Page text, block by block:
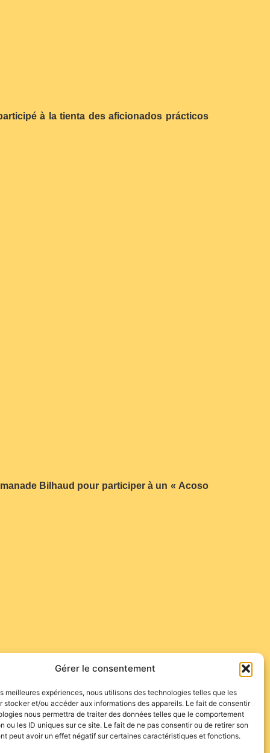
Gérer le consentement
meilleures expériences, nous utilisons des technologies telles que les
stocker et/ou accéder aux informations des appareils. Le fait de consentir
nous permettra de traiter des données telles que le comportement
ou les ID uniques sur ce site. Le fait de ne pas consentir ou de retirer son
peut avoir un effet négatif sur certaines caractéristiques et fonctions.
à la tienta des aficionados prácticos
Bilhaud pour participer à un « Acoso